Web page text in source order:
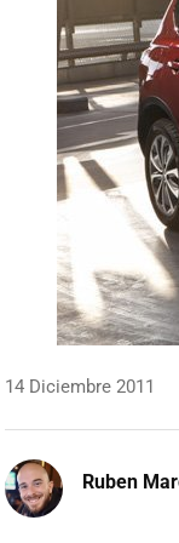
14 Diciembre 2011
Ruben